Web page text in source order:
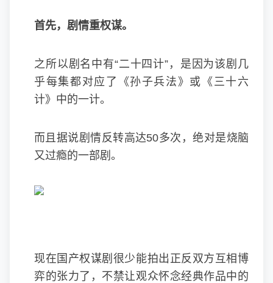
首先，剧情重权谋。
之所以剧名中有“二十四计”，是因为该剧几
乎每集都对应了《孙子兵法》或《三十六
计》中的一计。
而且据说剧情反转高达50多次，绝对是烧脑
又过瘾的一部剧。
现在国产权谋剧很少能拍出正反双方互相博
弈的张力了，不禁让观众怀念经典作品中的